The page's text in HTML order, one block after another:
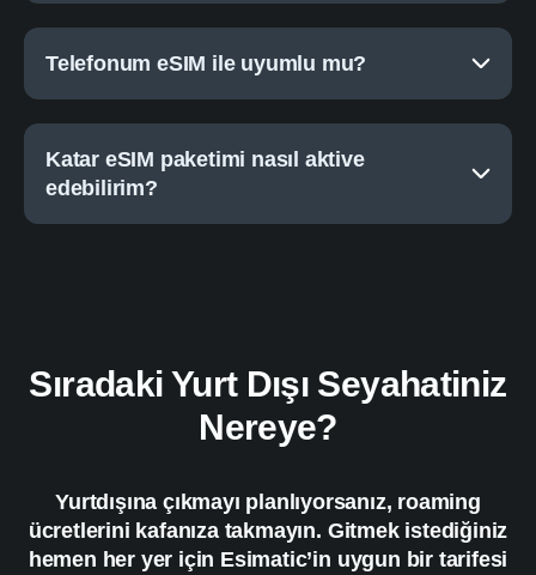
Telefonum eSIM ile uyumlu mu?
Katar eSIM paketimi nasıl aktive
edebilirim?
Sıradaki Yurt Dışı Seyahatiniz
Nereye?
Yurtdışına çıkmayı planlıyorsanız, roaming
ücretlerini kafanıza takmayın. Gitmek istediğiniz
hemen her yer için Esimatic’in uygun bir tarifesi